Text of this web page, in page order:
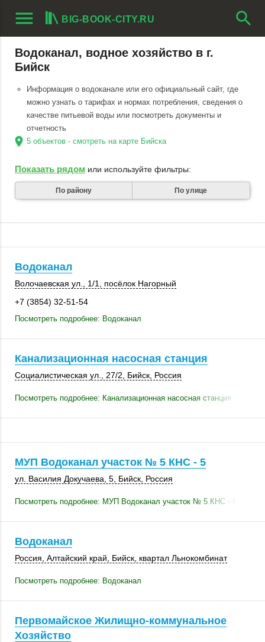
menu BIG-BOOK-CITY.RU search
Водоканал, водное хозяйство в г.
Бийск
Информация о водоканале или его официальный сайт, где
можно узнать о тарифах и нормах потребления, сведения о
качестве питьевой воды или посмотреть документы и
отчетность
location_on 5 объектов - смотреть на карте Бийска
Показать рядом или используйте фильтры:
По району По улице
Водоканал
Волочаевская ул. 1/1
посёлок Нагорный
+7 (3854) 32-51-54
Посмотреть подробнее: Водоканал
Канализационная насосная станция
Социалистическая ул., 27/2 Бийск Россия
Посмотреть подробнее: Канализационная насосная станция
МУП Водоканал участок № 5 КНС - 5
ул. Василия Докучаева, 5, Бийск Россия
Посмотреть подробнее: МУП Водоканал участок № 5 КНС - 5
Водоканал
Россия Алтайский край Бийск , квартал Льнокомбинат
Посмотреть подробнее: Водоканал
Первомайское Жилищно-коммунальное
Хозяйство